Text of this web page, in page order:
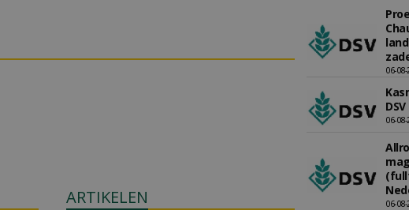
ARTIKELEN
06-
06-
06-